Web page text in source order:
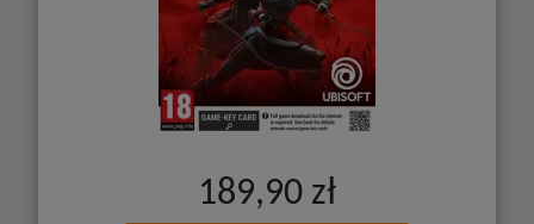
189,90 zł